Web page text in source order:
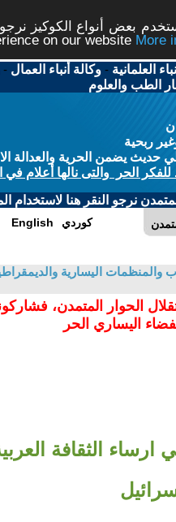
بعض أنواع الكوكيز
on our website
العلمانية -وكالة أنباء العمال -
الطب والعلوم
ربحية
يضمن الحرية والعدالة
الحر والتى نالها أعلام في
نرجو النقر هنا لاستخدام
English كوردي
والمنظمات اليسارية
الحوار المتمدن،
اليساري الحر
الثقافة